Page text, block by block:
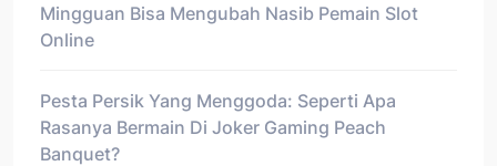
Mingguan Bisa Mengubah Nasib Pemain Slot
Online
Pesta Persik Yang Menggoda: Seperti Apa
Rasanya Bermain Di Joker Gaming Peach
Banquet?